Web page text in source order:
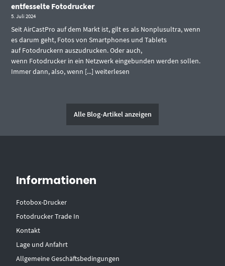
entfesselte Fotodrucker
5. Juli 2024
Seit AirCastPro auf dem Markt ist, gilt es als Nonplusultra, wenn
es darum geht, Fotos von Smartphones und Tablets
auf Fotodruckern auszudrucken. Oder auch,
wenn Fotodrucker in ein Netzwerk eingebunden werden sollen.
Immer dann, also, wenn [...]weiterlesen
Alle Blog-Artikel anzeigen
Informationen
Fotobox-Drucker
Fotodrucker Trade In
Kontakt
Lage und Anfahrt
Allgemeine Geschäftsbedingungen